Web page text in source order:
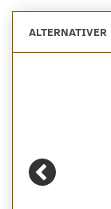
ALTERNATIVER